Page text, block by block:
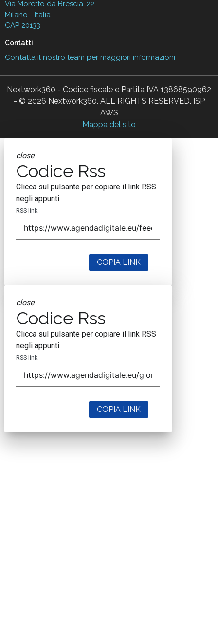
Via Moretto da Brescia, 22
Milano - Italia
CAP 20133
Contatti
Contatta il nostro team per maggiori informazioni
Nextwork360 - Codice fiscale e Partita IVA 13868590962
- © 2026 Nextwork360. ALL RIGHTS RESERVED. ISP
AWS
Mappa del sito
close
Codice Rss
Clicca sul pulsante per copiare il link RSS
negli appunti.
RSS link
COPIA LINK
close
Codice Rss
Clicca sul pulsante per copiare il link RSS
negli appunti.
RSS link
COPIA LINK